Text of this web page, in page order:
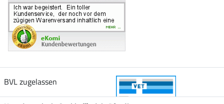
BVL zugelassen